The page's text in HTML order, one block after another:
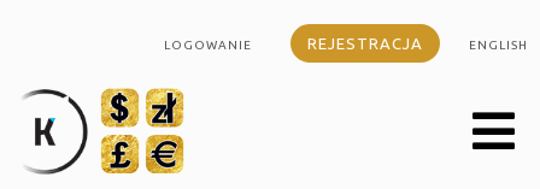
LOGOWANIE REJESTRACJA ENGLISH